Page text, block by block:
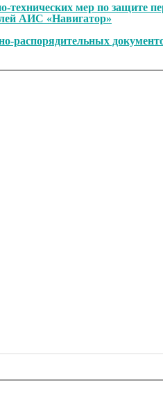
технических мер по защите
АИС «Навигатор»
распорядительных